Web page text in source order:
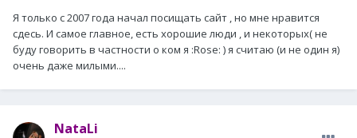
Я только с 2007 года начал посищать сайт , но мне нравится
сдесь. И самое главное, есть хорошие люди , и некоторых( не
буду говорить в частности о ком я :Rose: ) я считаю (и не один я)
очень даже милыми....
NataLi